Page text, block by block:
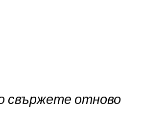
свържете отново